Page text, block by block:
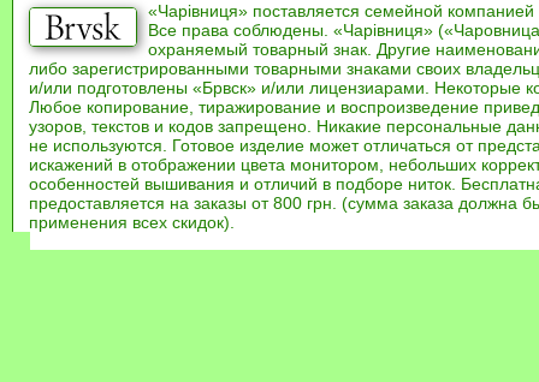
«Чарівниця» поставляется семейной компанией
Все права соблюдены. «Чарівниця»
охраняемый товарный знак. Другие
либо зарегистрированными товарными знаками своих
и/или подготовлены «Брвск» и/или лицензиарами. Некоторые
Любое копирование, тиражирование и воспроизведение
узоров, текстов и кодов запрещено. Никакие персональные
не используются. Готовое изделие может отличаться от
искажений в отображении цвета монитором, небольших
особенностей вышивания и отличий в подборе ниток.
предоставляется на заказы от 800 грн. (сумма заказа должна
применения всех скидок).